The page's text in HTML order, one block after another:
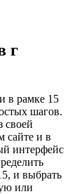
г
в рамке 15
шагов.
своей
сайте и в
интерфейс
и выбрать
или